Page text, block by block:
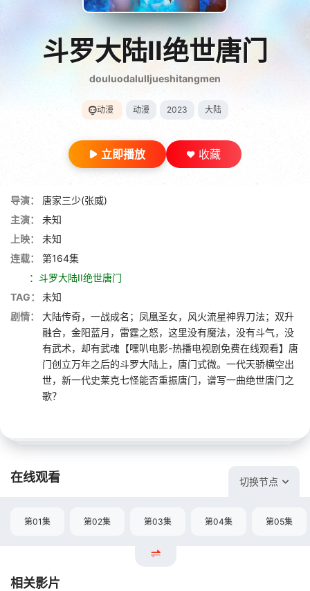
斗罗大陆II绝世唐门
douluodaluIIjueshitangmen
动漫 动漫 2023 大陆
立即播放 收藏
导演：
唐家三少(张威)
主演：
未知
上映：
未知
连载：
第164集
：斗罗大陆II绝世唐门
TAG：
未知
剧情：
大陆传奇，一战成名；凤凰圣女，风火流星神界刀法；双升
融合，金阳蓝月，雷霆之怒，这里没有魔法，没有斗气，没
有武术，却有武魂【嘿叭电影-热播电视剧免费在线观看】唐
门创立万年之后的斗罗大陆上，唐门式微。一代天骄横空出
世，新一代史莱克七怪能否重振唐门，谱写一曲绝世唐门之
歌？
在线观看 切换节点
第01集 第02集 第03集 第04集 第05集
相关影片